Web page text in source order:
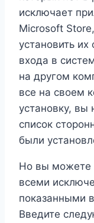
исключает
Microsoft
установить
входа в
на другом
все на своем
установку, вы
список
были
Но вы можете
всеми
показанными
Введите